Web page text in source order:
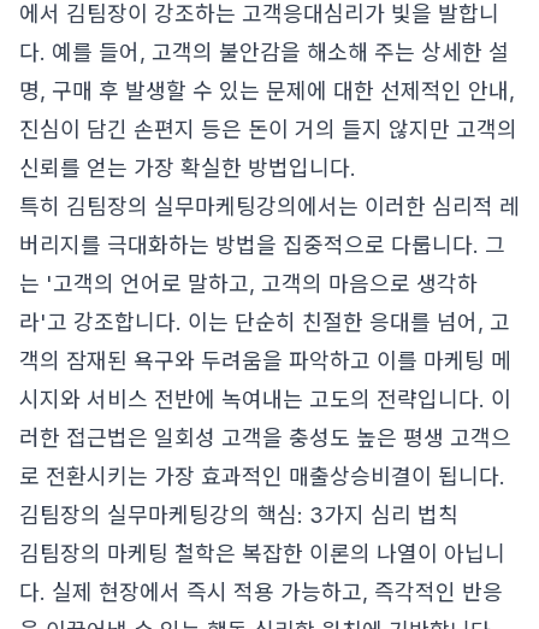
에서 김팀장이 강조하는 고객응대심리가 빛을 발합니
다. 예를 들어, 고객의 불안감을 해소해 주는 상세한 설
명, 구매 후 발생할 수 있는 문제에 대한 선제적인 안내,
진심이 담긴 손편지 등은 돈이 거의 들지 않지만 고객의
신뢰를 얻는 가장 확실한 방법입니다.
특히 김팀장의 실무마케팅강의에서는 이러한 심리적 레
버리지를 극대화하는 방법을 집중적으로 다룹니다. 그
는 '고객의 언어로 말하고, 고객의 마음으로 생각하
라'고 강조합니다. 이는 단순히 친절한 응대를 넘어, 고
객의 잠재된 욕구와 두려움을 파악하고 이를 마케팅 메
시지와 서비스 전반에 녹여내는 고도의 전략입니다. 이
러한 접근법은 일회성 고객을 충성도 높은 평생 고객으
로 전환시키는 가장 효과적인 매출상승비결이 됩니다.
김팀장의 실무마케팅강의 핵심: 3가지 심리 법칙
김팀장의 마케팅 철학은 복잡한 이론의 나열이 아닙니
다. 실제 현장에서 즉시 적용 가능하고, 즉각적인 반응